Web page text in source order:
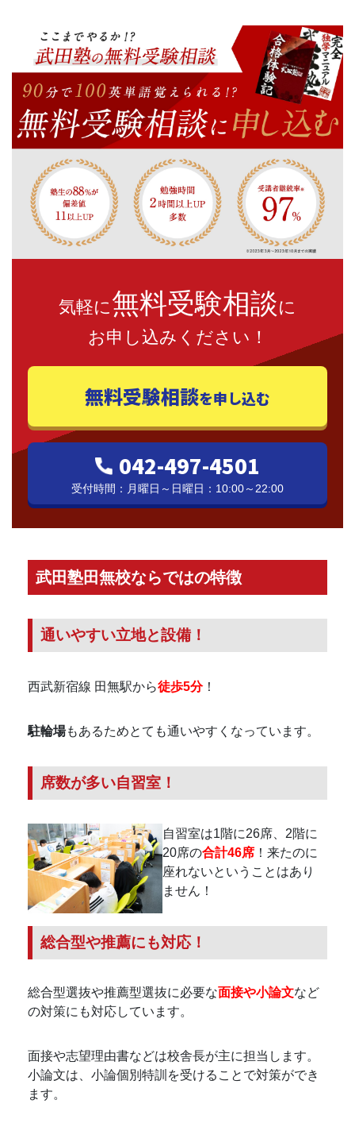
気軽に 無料受験相談に
お申し込みください！
無料受験相談を申し込む
042-497-4501
受付時間：月曜日～日曜日：10:00～22:00
武田塾田無校ならではの特徴
通いやすい立地と設備！
西武新宿線 田無駅から徒歩5分！
駐輪場もあるためとても通いやすくなっています。
席数が多い自習室！
自習室は1階に26席、2階に
20席の合計46席 ！来たのに
座れないということはあり
ません！
総合型や推薦にも対応！
総合型選抜や推薦型選抜に必要な面接や小論文など
の対策にも対応しています。
面接や志望理由書などは校舎長が主に担当します。
小論文は、小論個別特訓を受けることで対策ができ
ます。